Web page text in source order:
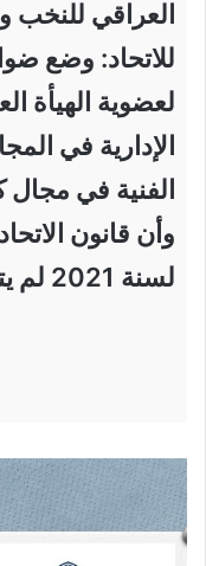
العراقي للنخب
للاتحاد: وضع
الإدارية في
الفنية في مجال
لسنة 2021 لم يتطرق لها، على …